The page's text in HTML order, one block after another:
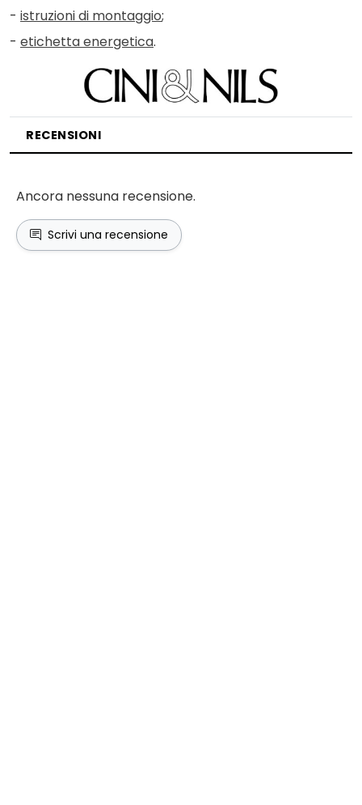
- istruzioni di montaggio;
- etichetta energetica.
RECENSIONI
Ancora nessuna recensione.
Scrivi una recensione